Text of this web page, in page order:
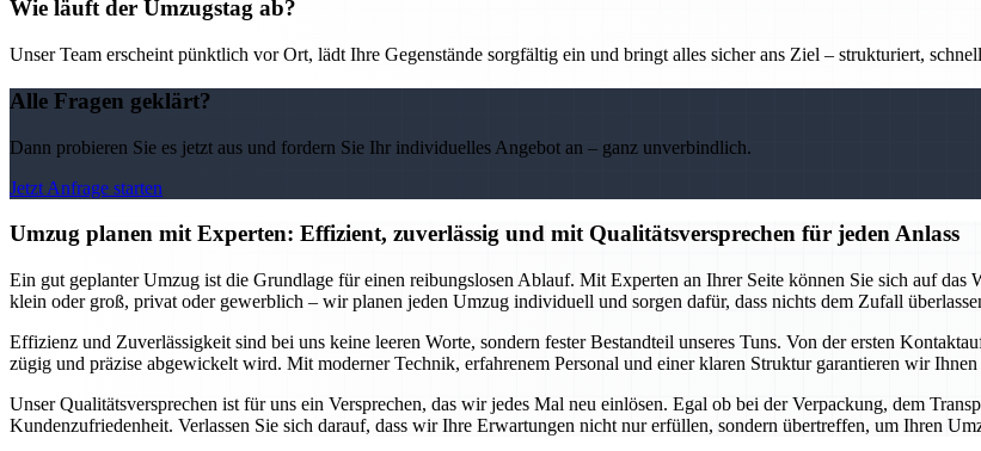
Wie läuft der Umzugstag ab?
Unser Team erscheint pünktlich vor Ort, lädt Ihre Gegenstände sorgfältig ein und bringt alles sicher ans Ziel – strukturiert,
Alle Fragen geklärt?
Dann probieren Sie es jetzt aus und fordern Sie Ihr individuelles Angebot an – ganz unverbindlich.
Jetzt Anfrage starten
Umzug planen mit Experten: Effizient, zuverlässig und mit Qualitätsversprechen für jeden Anlass
Ein gut geplanter Umzug ist die Grundlage für einen reibungslosen Ablauf. Mit Experten an Ihrer Seite können Sie sich auf
klein oder groß, privat oder gewerblich – wir planen jeden Umzug individuell und sorgen dafür, dass nichts dem Zufall
Effizienz und Zuverlässigkeit sind bei uns keine leeren Worte, sondern fester Bestandteil unseres Tuns. Von der ersten
zügig und präzise abgewickelt wird. Mit moderner Technik, erfahrenem Personal und einer klaren Struktur garantieren wir
Unser Qualitätsversprechen ist für uns ein Versprechen, das wir jedes Mal neu einlösen. Egal ob bei der Verpackung, dem
Kundenzufriedenheit. Verlassen Sie sich darauf, dass wir Ihre Erwartungen nicht nur erfüllen, sondern übertreffen, um Ihren